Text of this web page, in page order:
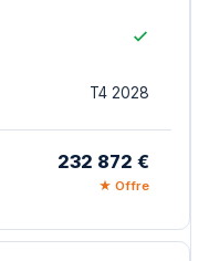
T4 2028
232 872 €
★ Offre